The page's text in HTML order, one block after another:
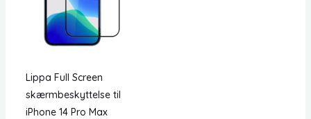
Lippa Full Screen
skærmbeskyttelse til
iPhone 14 Pro Max